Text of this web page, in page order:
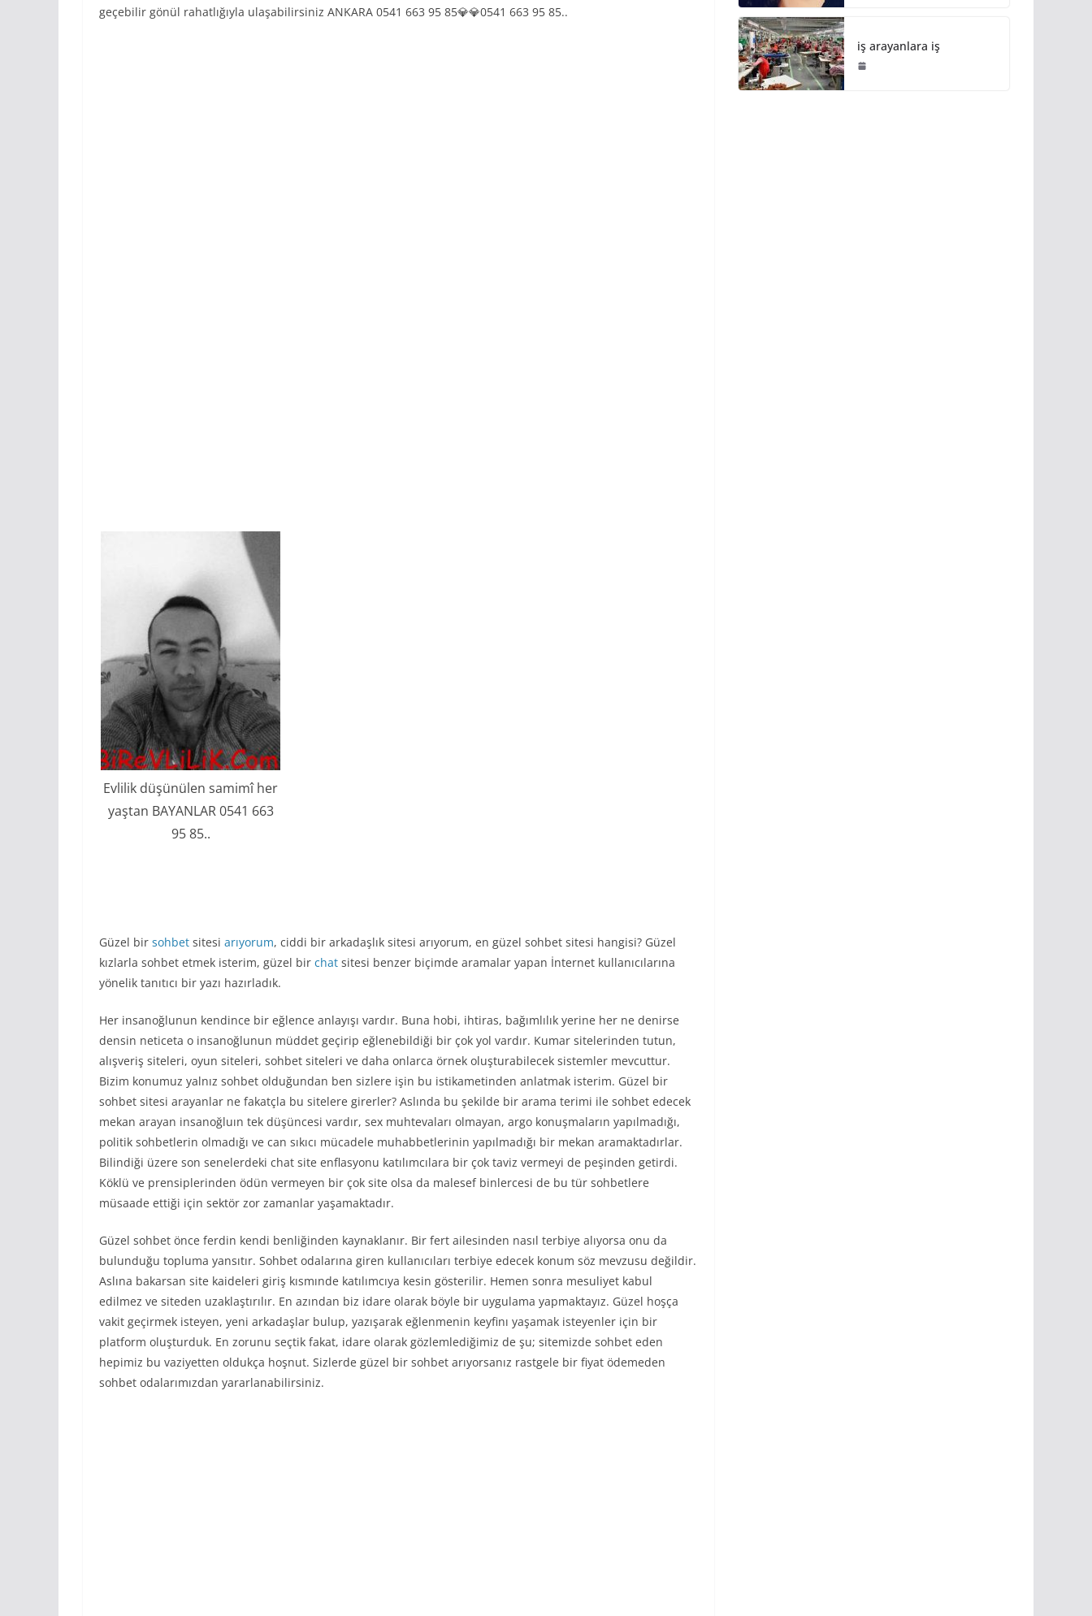
geçebilir gönül rahatlığıyla ulaşabilirsiniz ANKARA 0541 663 95 85💎💎0541 663 95 85..
Evlilik düşünülen samimî her
yaştan BAYANLAR 0541 663
95 85..
Güzel bir sohbet sitesi arıyorum, ciddi bir arkadaşlık sitesi arıyorum, en güzel sohbet sitesi hangisi? Güzel
kızlarla sohbet etmek isterim, güzel bir chat sitesi benzer biçimde aramalar yapan İnternet kullanıcılarına
yönelik tanıtıcı bir yazı hazırladık.
Her insanoğlunun kendince bir eğlence anlayışı vardır. Buna hobi, ihtiras, bağımlılık yerine her ne denirse
densin neticeta o insanoğlunun müddet geçirip eğlenebildiği bir çok yol vardır. Kumar sitelerinden tutun,
alışveriş siteleri, oyun siteleri, sohbet siteleri ve daha onlarca örnek oluşturabilecek sistemler mevcuttur.
Bizim konumuz yalnız sohbet olduğundan ben sizlere işin bu istikametinden anlatmak isterim. Güzel bir
sohbet sitesi arayanlar ne fakatçla bu sitelere girerler? Aslında bu şekilde bir arama terimi ile sohbet edecek
mekan arayan insanoğluın tek düşüncesi vardır, sex muhtevaları olmayan, argo konuşmaların yapılmadığı,
politik sohbetlerin olmadığı ve can sıkıcı mücadele muhabbetlerinin yapılmadığı bir mekan aramaktadırlar.
Bilindiği üzere son senelerdeki chat site enflasyonu katılımcılara bir çok taviz vermeyi de peşinden getirdi.
Köklü ve prensiplerinden ödün vermeyen bir çok site olsa da malesef binlercesi de bu tür sohbetlere
müsaade ettiği için sektör zor zamanlar yaşamaktadır.
Güzel sohbet önce ferdin kendi benliğinden kaynaklanır. Bir fert ailesinden nasıl terbiye alıyorsa onu da
bulunduğu topluma yansıtır. Sohbet odalarına giren kullanıcıları terbiye edecek konum söz mevzusu değildir.
Aslına bakarsan site kaideleri giriş kısmınde katılımcıya kesin gösterilir. Hemen sonra mesuliyet kabul
edilmez ve siteden uzaklaştırılır. En azından biz idare olarak böyle bir uygulama yapmaktayız. Güzel hoşça
vakit geçirmek isteyen, yeni arkadaşlar bulup, yazışarak eğlenmenin keyfinı yaşamak isteyenler için bir
platform oluşturduk. En zorunu seçtik fakat, idare olarak gözlemlediğimiz de şu; sitemizde sohbet eden
hepimiz bu vaziyetten oldukça hoşnut. Sizlerde güzel bir sohbet arıyorsanız rastgele bir fiyat ödemeden
sohbet odalarımızdan yararlanabilirsiniz.
iş arayanlara iş